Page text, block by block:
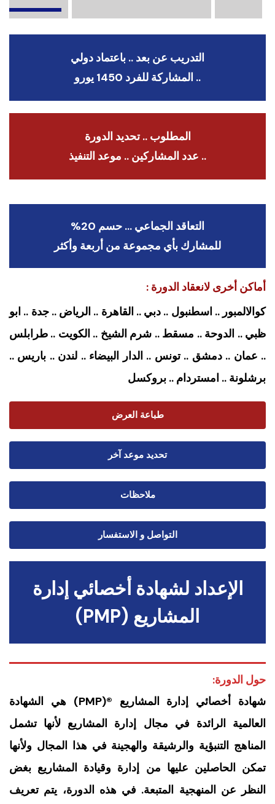
التدريب عن بعد .. باعتماد دولي
.. المشاركة للفرد 1450 يورو
المطلوب .. تحديد الدورة
.. عدد المشاركين .. موعد التنفيذ
التعاقد الجماعي … حسم 20%
للمشارك بأي مجموعة من أربعة وأكثر
أماكن أخرى لانعقاد الدورة :
كوالالمبور .. اسطنبول .. دبي .. القاهرة .. الرياض .. جدة .. ابو
ظبي .. الدوحة .. مسقط .. شرم الشيخ .. الكويت .. طرابلس
.. عمان .. دمشق .. تونس .. الدار البيضاء .. لندن .. باريس ..
برشلونة .. امستردام .. بروكسل
طباعة العرض
تحديد موعد آخر
ملاحظات
التواصل و الاستفسار
الإعداد لشهادة أخصائي إدارة
المشاريع (PMP)
حول الدورة:
شهادة أخصائي إدارة المشاريع ®(PMP) هي الشهادة
العالمية الرائدة في مجال إدارة المشاريع لأنها تشمل
المناهج التنبؤية والرشيقة والهجينة في هذا المجال ولأنها
تمكن الحاصلين عليها من إدارة وقيادة المشاريع بغض
النظر عن المنهجية المتبعة. في هذه الدورة، يتم تعريف